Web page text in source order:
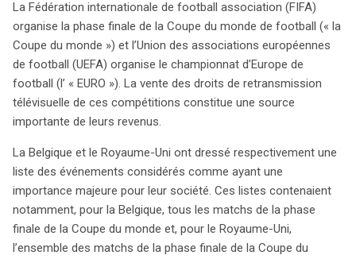
sauvegarde du droit à l’information. La France, par sa
législation, renforce la position des organisateurs en leur
accordant des droits d’exploitation spécifiques. Le
prochain arrêt de la Cour de justice de l’Union
européenne pourrait donc établir un équilibre délicat
entre l’harmonisation européenne et les particularités
nationales. La question reste ouverte : les fans français
passion à l’étranger pour suivre leurs équipes favorites
en clair ?
La Fédération internationale de football association (FIFA)
organise la phase finale de la Coupe du monde de football (« la
Coupe du monde ») et l’Union des associations européennes
de football (UEFA) organise le championnat d’Europe de
football (l’ « EURO »). La vente des droits de retransmission
télévisuelle de ces compétitions constitue une source
importante de leurs revenus.
La Belgique et le Royaume-Uni ont dressé respectivement une
liste des événements considérés comme ayant une
importance majeure pour leur société. Ces listes contenaient
notamment, pour la Belgique, tous les matchs de la phase
finale de la Coupe du monde et, pour le Royaume-Uni,
l’ensemble des matchs de la phase finale de la Coupe du